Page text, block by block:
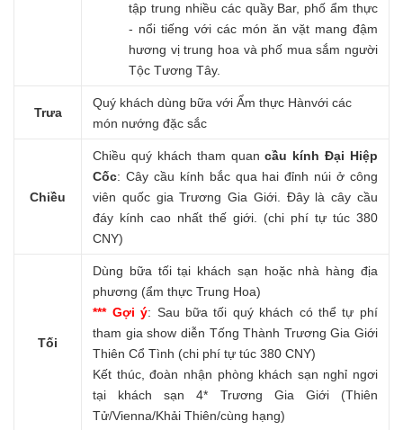
tập trung nhiều các quầy Bar, phố ẩm thực
- nổi tiếng với các món ăn vặt mang đậm
hương vị trung hoa và phố mua sắm người
Tộc Tương Tây.
Trưa
Quý khách dùng bữa với Ẩm thực Hànvới các
món nướng đặc sắc
Chiều
Chiều quý khách tham quancầu kính Đại Hiệp
Cốc: Cây cầu kính bắc qua hai đỉnh núi ở công
viên quốc gia Trương Gia Giới. Đây là cây cầu
đáy kính cao nhất thế giới. (chi phí tự túc 380
CNY)
Tối
Dùng bữa tối tại khách sạn hoặc nhà hàng địa
phương (ẩm thực Trung Hoa)
*** Gợi ý: Sau bữa tối quý khách có thể tự phí
tham gia show diễn Tống Thành Trương Gia Giới
Thiên Cổ Tình (chi phí tự túc 380 CNY)
Kết thúc, đoàn nhận phòng khách sạn nghỉ ngơi
tại khách sạn 4* Trương Gia Giới (Thiên
Tử/Vienna/Khải Thiên/cùng hạng)